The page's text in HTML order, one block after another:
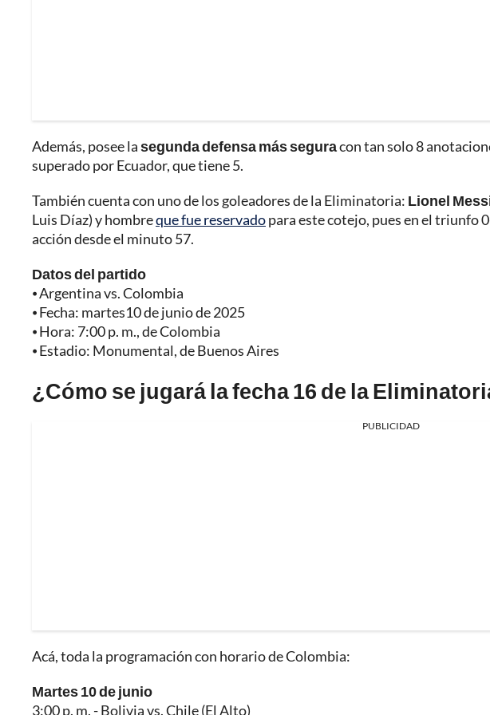
Además, posee lasegunda defensa más seguracon tan solo 8
superado por Ecuador, que tiene 5.
También cuenta con uno de los goleadores de la Eliminatoria: Lionel
Luis Díaz) y hombreque fue reservadopara este cotejo, pues en el triunfo
acción desde el minuto 57.
Datos del partido
⦁ Argentina vs. Colombia
⦁ Fecha: martes10 de junio de 2025
⦁ Hora: 7:00 p. m., de Colombia
⦁ Estadio: Monumental, de Buenos Aires
¿Cómo se jugará la fecha 16 de la
PUBLICIDAD
Acá, toda la programación con horario de Colombia:
Martes 10 de junio
3:00 p. m. - Bolivia vs. Chile (El Alto)